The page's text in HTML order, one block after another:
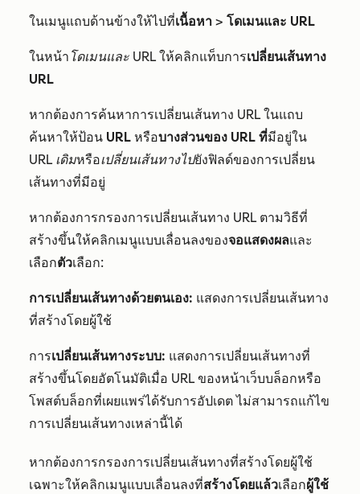
ในเมนูแถบด้านข้างให้ไปที่เนื้อหา > โดเมนและ URL
ในหน้า โดเมนและ URL ให้คลิกแท็บการเปลี่ยนเส้นทาง
URL
หากต้องการค้นหาการเปลี่ยนเส้นทาง URL ในแถบ
ค้นหาให้ป้อน URL หรือบางส่วนของ URL ที่มีอยู่ใน
URL เดิมหรือเปลี่ยนเส้นทางไปยังฟิลด์ของการเปลี่ยน
เส้นทางที่มีอยู่
หากต้องการกรองการเปลี่ยนเส้นทาง URL ตามวิธีที่
สร้างขึ้นให้คลิกเมนูแบบเลื่อนลงของจอแสดงผลและ
เลือกตัวเลือก:
การเปลี่ยนเส้นทางด้วยตนเอง: แสดงการเปลี่ยนเส้นทาง
ที่สร้างโดยผู้ใช้
การเปลี่ยนเส้นทางระบบ: แสดงการเปลี่ยนเส้นทางที่
สร้างขึ้นโดยอัตโนมัติเมื่อ URL ของหน้าเว็บบล็อกหรือ
โพสต์บล็อกที่เผยแพร่ได้รับการอัปเดต ไม่สามารถแก้ไข
การเปลี่ยนเส้นทางเหล่านี้ได้
หากต้องการกรองการเปลี่ยนเส้นทางที่สร้างโดยผู้ใช้
เฉพาะให้คลิกเมนูแบบเลื่อนลงที่สร้างโดยแล้วเลือกผู้ใช้